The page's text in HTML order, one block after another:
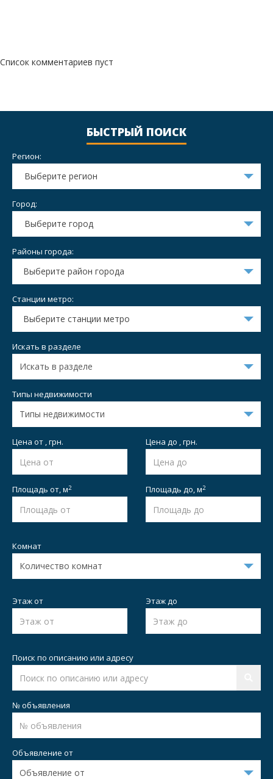
Список комментариев пуст
БЫСТРЫЙ ПОИСК
Регион:
Выберите регион
Город:
Выберите город
Районы города:
Выберите район города
Станции метро:
Выберите станции метро
Искать в разделе
Типы недвижимости
Цена от , грн. Цена до , грн.
Площадь от,м2 Площадь до,м2
Комнат
Этаж от Этаж до
Поиск по описанию или адресу
№ объявления
Объявление от